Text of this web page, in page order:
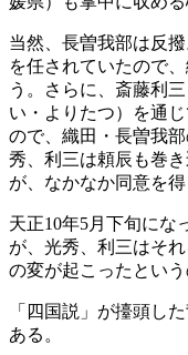
当然、長曽我部は反
を任されていたので
う。さらに、斎藤利
い・よりたつ）を通
ので、織田・長曽我
秀、利三は頼辰も巻
が、なかなか同意を得
天正10年5月下旬にな
が、光秀、利三はそ
の変が起こったという
「四国説」が擡頭し
ある。